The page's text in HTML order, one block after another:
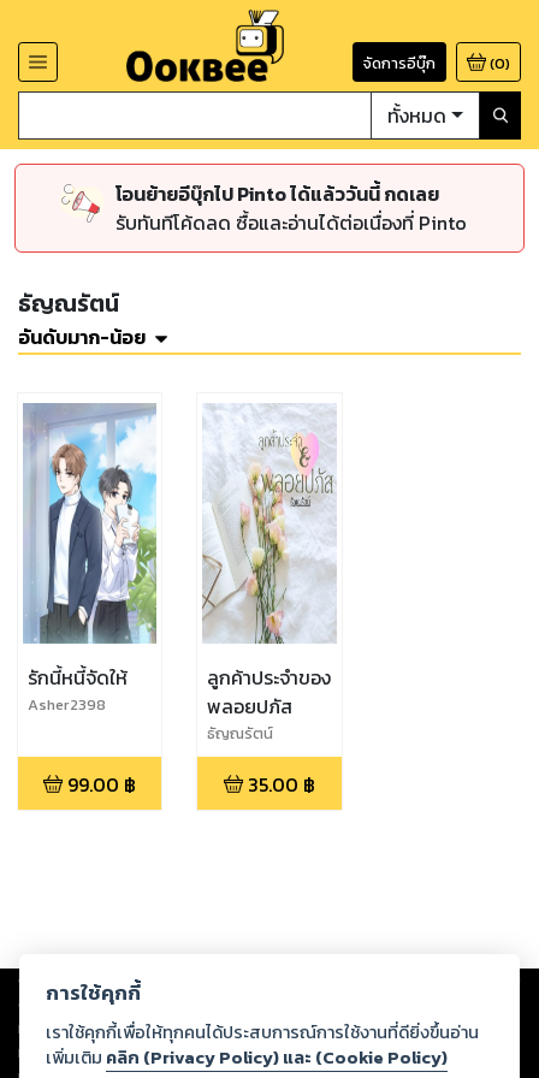
จัดการอีบุ๊ก (0)
ทั้งหมด
โอนย้ายอีบุ๊กไป Pinto ได้แล้ววันนี้ กดเลย
รับทันทีโค้ดลด ซื้อและอ่านได้ต่อเนื่องที่ Pinto
ธัญณรัตน์
อันดับมาก-น้อย
รักนี้หนี้จัดให้
Asher2398
99.00 ฿
ลูกค้าประจำของ
พลอยปภัส
ธัญณรัตน์
35.00 ฿
Copyright © 2026
ต่อผลงานหรือเนื้อหาใดที่อัปโหลดผ่านเว็บไซต์และปรากฏว่าละเมิดสิทธิใน
ทรัพย์สินทางปัญญาของบุคคลอื่นหรือขัดต่อกฎหมายและศีลธรรม ดังนั้น ผู้อ่าน
ทุกท่านโปรดใช้วิจารณญาณในการกลั่นกรองด้วยตนเอง และหากท่านพบว่าส่วน
การใช้คุกกี้
เราใช้คุกกี้เพื่อให้ทุกคนได้ประสบการณ์การใช้งานที่ดียิ่งขึ้นอ่าน
เพิ่มเติม คลิก (Privacy Policy) และ (Cookie Policy)